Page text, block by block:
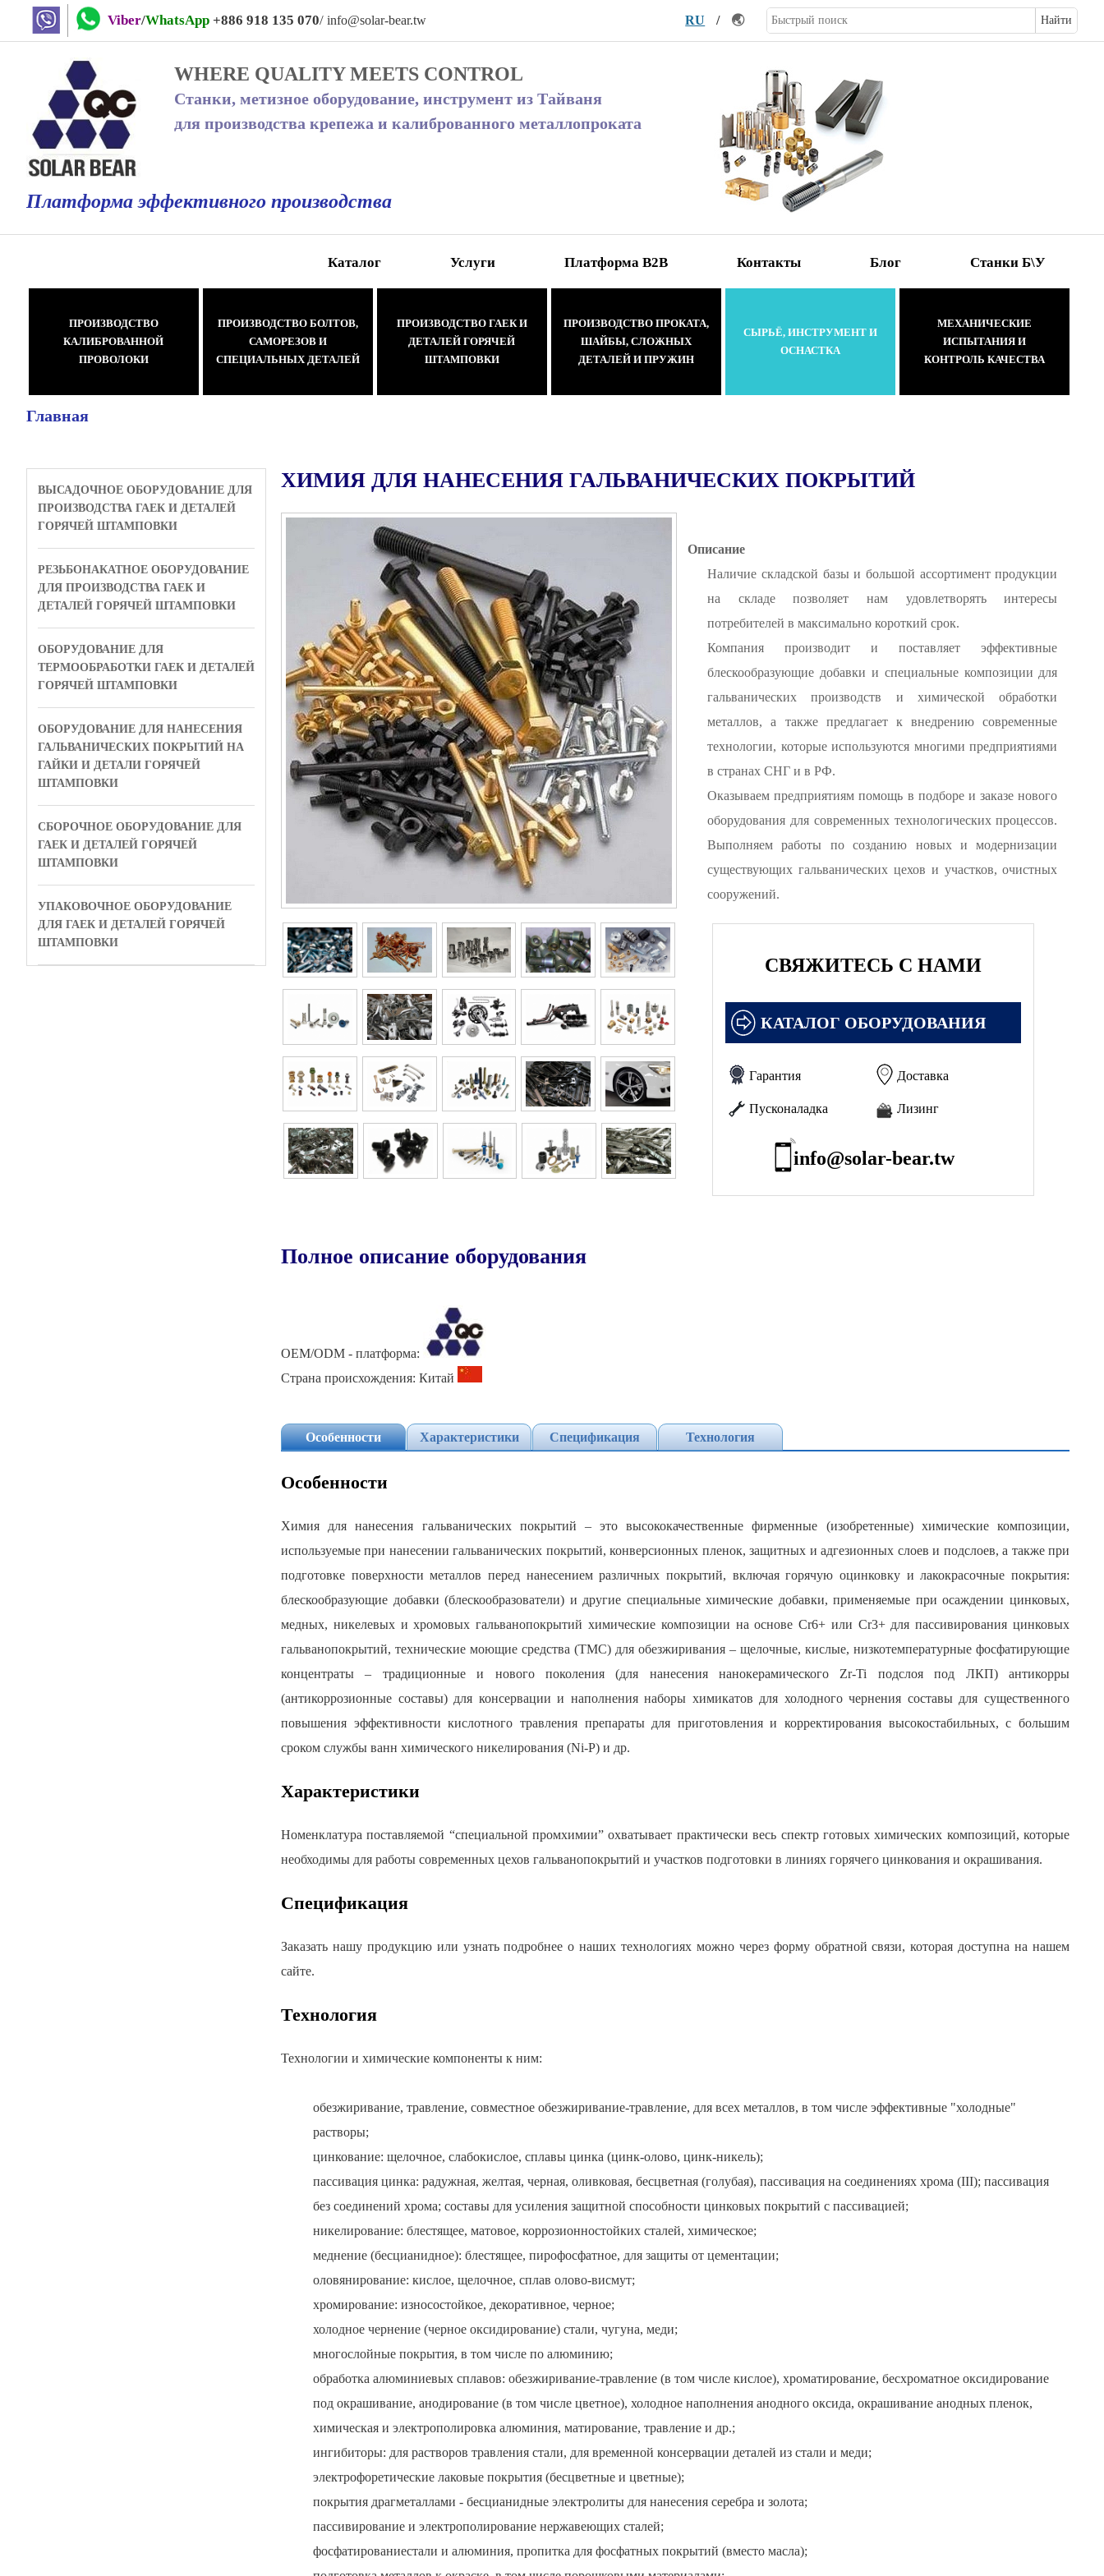
WHERE QUALITY MEETS CONTROL
Станки, метизное оборудование, инструмент из Тайваня
для производства крепежа и калиброванного металлопроката
Платформа эффективного производства
Viber/WhatsApp +886 918 135 070/ info@solar-bear.tw RU / 🌏
Каталог Услуги Платформа В2В Контакты Блог Станки Б\У
ПРОИЗВОДСТВО
КАЛИБРОВАННОЙ
ПРОВОЛОКИ
ПРОИЗВОДСТВО БОЛТОВ,
САМОРЕЗОВ И
СПЕЦИАЛЬНЫХ ДЕТАЛЕЙ
ПРОИЗВОДСТВО ГАЕК И
ДЕТАЛЕЙ ГОРЯЧЕЙ
ШТАМПОВКИ
ПРОИЗВОДСТВО ПРОКАТА,
ШАЙБЫ, СЛОЖНЫХ
ДЕТАЛЕЙ И ПРУЖИН
СЫРЬЁ, ИНСТРУМЕНТ И
ОСНАСТКА
МЕХАНИЧЕСКИЕ
ИСПЫТАНИЯ И
КОНТРОЛЬ КАЧЕСТВА
Главная
ВЫСАДОЧНОЕ ОБОРУДОВАНИЕ ДЛЯ
ПРОИЗВОДСТВА ГАЕК И ДЕТАЛЕЙ
ГОРЯЧЕЙ ШТАМПОВКИ
РЕЗЬБОНАКАТНОЕ ОБОРУДОВАНИЕ
ДЛЯ ПРОИЗВОДСТВА ГАЕК И
ДЕТАЛЕЙ ГОРЯЧЕЙ ШТАМПОВКИ
ОБОРУДОВАНИЕ ДЛЯ
ТЕРМООБРАБОТКИ ГАЕК И ДЕТАЛЕЙ
ГОРЯЧЕЙ ШТАМПОВКИ
ОБОРУДОВАНИЕ ДЛЯ НАНЕСЕНИЯ
ГАЛЬВАНИЧЕСКИХ ПОКРЫТИЙ НА
ГАЙКИ И ДЕТАЛИ ГОРЯЧЕЙ
ШТАМПОВКИ
СБОРОЧНОЕ ОБОРУДОВАНИЕ ДЛЯ
ГАЕК И ДЕТАЛЕЙ ГОРЯЧЕЙ
ШТАМПОВКИ
УПАКОВОЧНОЕ ОБОРУДОВАНИЕ
ДЛЯ ГАЕК И ДЕТАЛЕЙ ГОРЯЧЕЙ
ШТАМПОВКИ
ХИМИЯ ДЛЯ НАНЕСЕНИЯ ГАЛЬВАНИЧЕСКИХ ПОКРЫТИЙ
Описание
Наличие складской базы и большой ассортимент продукции
на складе позволяет нам удовлетворять интересы
потребителей в максимально короткий срок.
Компания производит и поставляет эффективные
блескообразующие добавки и специальные композиции для
гальванических производств и химической обработки
металлов, а также предлагает к внедрению современные
технологии, которые используются многими предприятиями
в странах СНГ и в РФ.
Оказываем предприятиям помощь в подборе и заказе нового
оборудования для современных технологических процессов.
Выполняем работы по созданию новых и модернизации
существующих гальванических цехов и участков, очистных
сооружений.
СВЯЖИТЕСЬ С НАМИ
КАТАЛОГ ОБОРУДОВАНИЯ
Гарантия Доставка
Пусконаладка Лизинг
info@solar-bear.tw
OEM/ODM - платформа:
Страна происхождения: Китай
Особенности Характеристики Спецификация Технология
Особенности
Химия для нанесения гальванических покрытий ‒ это высококачественные фирменные (изобретенные) химические композиции,
используемые при нанесении гальванических покрытий, конверсионных пленок, защитных и адгезионных слоев и подслоев, а также при
подготовке поверхности металлов перед нанесением различных покрытий, включая горячую оцинковку и лакокрасочные покрытия:
блескообразующие добавки (блескообразователи) и другие специальные химические добавки, применяемые при осаждении цинковых,
медных, никелевых и хромовых гальванопокрытий химические композиции на основе Cr6+ или Cr3+ для пассивирования цинковых
гальванопокрытий, технические моющие средства (ТМС) для обезжиривания – щелочные, кислые, низкотемпературные фосфатирующие
концентраты – традиционные и нового поколения (для нанесения нанокерамического Zr-Ti подслоя под ЛКП) антикорры
(антикоррозионные составы) для консервации и наполнения наборы химикатов для холодного чернения составы для существенного
повышения эффективности кислотного травления препараты для приготовления и корректирования высокостабильных, с большим
сроком службы ванн химического никелирования (Ni-P) и др.
Характеристики
Номенклатура поставляемой “специальной промхимии” охватывает практически весь спектр готовых химических композиций, которые
необходимы для работы современных цехов гальванопокрытий и участков подготовки в линиях горячего цинкования и окрашивания.
Спецификация
Заказать нашу продукцию или узнать подробнее о наших технологиях можно через форму обратной связи, которая доступна на нашем
сайте.
Технология
Технологии и химические компоненты к ним:
обезжиривание, травление, совместное обезжиривание-травление, для всех металлов, в том числе эффективные "холодные"
растворы;
цинкование: щелочное, слабокислое, сплавы цинка (цинк-олово, цинк-никель);
пассивация цинка: радужная, желтая, черная, оливковая, бесцветная (голубая), пассивация на соединениях хрома (III); пассивация
без соединений хрома; составы для усиления защитной способности цинковых покрытий с пассивацией;
никелирование: блестящее, матовое, коррозионностойких сталей, химическое;
меднение (бесцианидное): блестящее, пирофосфатное, для защиты от цементации;
оловянирование: кислое, щелочное, сплав олово-висмут;
хромирование: износостойкое, декоративное, черное;
холодное чернение (черное оксидирование) стали, чугуна, меди;
многослойные покрытия, в том числе по алюминию;
обработка алюминиевых сплавов: обезжиривание-травление (в том числе кислое), хроматирование, бесхроматное оксидирование
под окрашивание, анодирование (в том числе цветное), холодное наполнения анодного оксида, окрашивание анодных пленок,
химическая и электрополировка алюминия, матирование, травление и др.;
ингибиторы: для растворов травления стали, для временной консервации деталей из стали и меди;
электрофоретические лаковые покрытия (бесцветные и цветные);
покрытия драгметаллами - бесцианидные электролиты для нанесения серебра и золота;
пассивирование и электрополирование нержавеющих сталей;
фосфатированиестали и алюминия, пропитка для фосфатных покрытий (вместо масла);